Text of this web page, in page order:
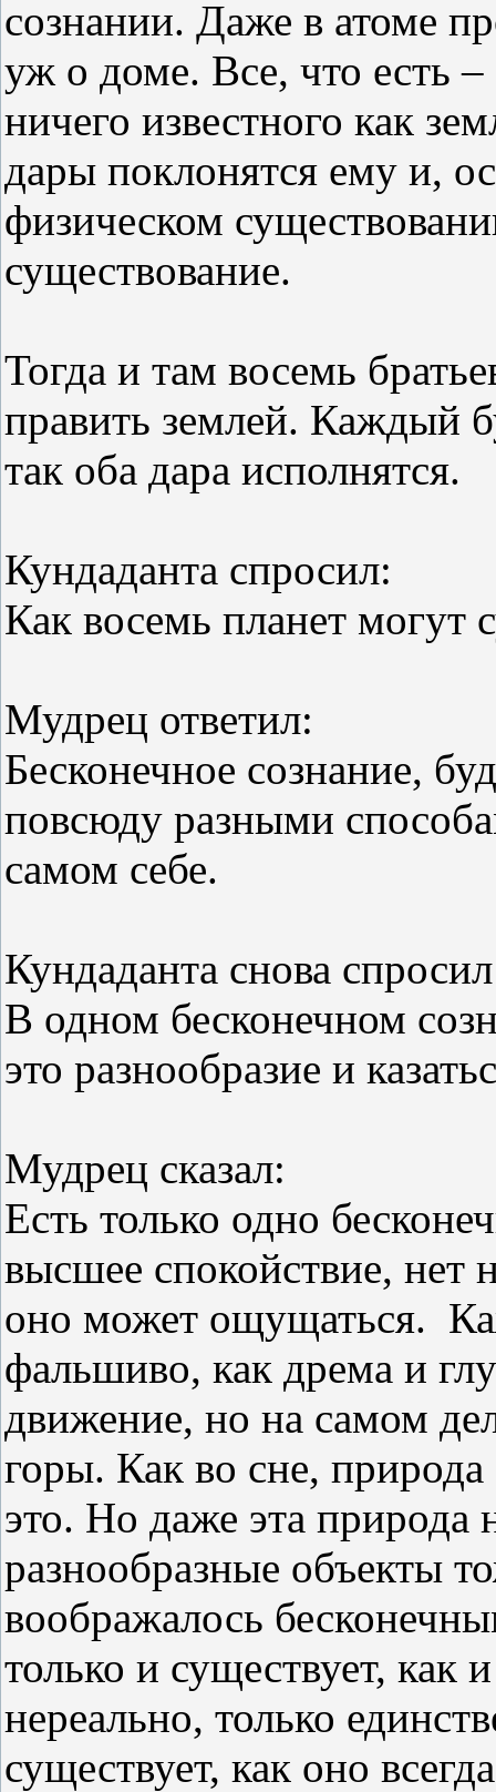
сознании. Даже в атоме
уж о доме. Все, что есть –
ничего известного как
дары поклонятся ему и,
физическом
существование.
Тогда и там восемь
править землей. Каждый
так оба дара исполнятся.
Кундаданта спросил:
Как восемь планет могут
Мудрец ответил:
Бесконечное сознание,
повсюду разными
самом себе.
Кундаданта снова
В одном бесконечном
это разнообразие и
Мудрец сказал:
Есть только одно
высшее спокойствие, нет
оно может ощущаться.
фальшиво, как дрема и
движение, но на самом
горы. Как во сне, природа
это. Но даже эта природа
разнообразные объекты
воображалось
только и существует, как
нереально, только
существует, как оно